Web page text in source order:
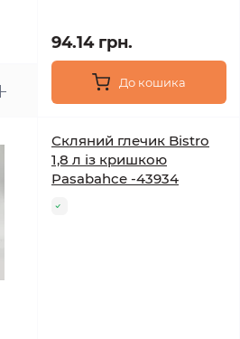
94.14 грн.
До кошика
Скляний глечик Bistro
1,8 л із кришкою
Pasabahce -43934